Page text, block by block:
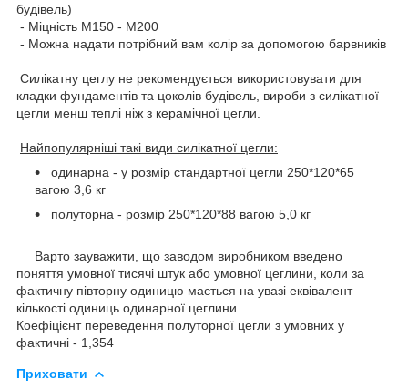
будівель)
- Міцність М150 - М200
- Можна надати потрібний вам колір за допомогою барвників
Силікатну цеглу не рекомендується використовувати для
кладки фундаментів та цоколів будівель, вироби з силікатної
цегли менш теплі ніж з керамічної цегли.
Найпопулярніші такі види силікатної цегли:
одинарна - у розмір стандартної цегли 250*120*65
вагою 3,6 кг
полуторна - розмір 250*120*88 вагою 5,0 кг
Варто зауважити, що заводом виробником введено
поняття умовної тисячі штук або умовної цеглини, коли за
фактичну півторну одиницю мається на увазі еквівалент
кількості одиниць одинарної цеглини.
Коефіцієнт переведення полуторної цегли з умовних у
фактичні - 1,354
Приховати